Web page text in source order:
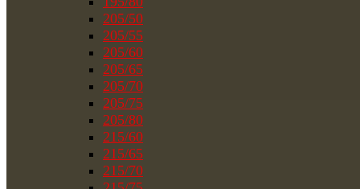
205/50
205/55
205/60
205/65
205/70
205/75
205/80
215/60
215/65
215/70